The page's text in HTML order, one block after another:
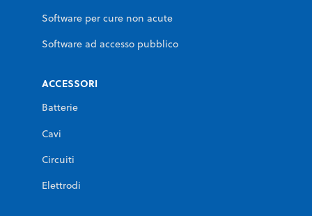
Software per cure non acute
Software ad accesso pubblico
ACCESSORI
Batterie
Cavi
Circuiti
Elettrodi